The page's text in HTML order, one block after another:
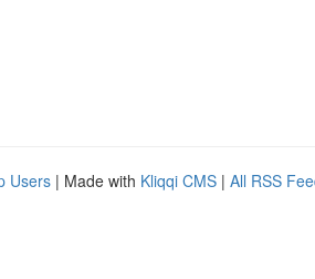
Users | Made with Kliqqi CMS | All RSS